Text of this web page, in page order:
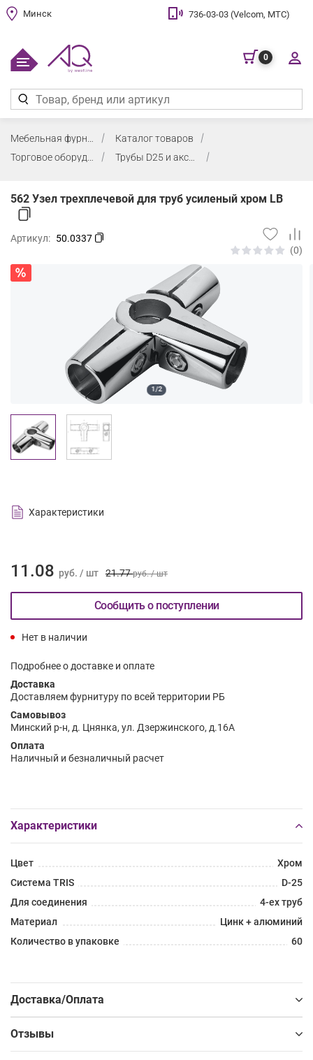
Минск 736-03-03 (Velcom, МТС)
0
Каталог товаров
Торговое оборудование
Трубы D25 и аксессуары
562 Узел трехплечевой для труб усиленый хром LB
Артикул: 50.0337
(0)
1/2
Характеристики
11.08 руб. / шт 21.77руб. / шт
Сообщить о поступлении
Нет в наличии
Подробнее о доставке и оплате
Доставка
Доставляем фурнитуру по всей территории РБ
Самовывоз
Минский р-н, д. Цнянка, ул. Дзержинского, д.16А
Оплата
Наличный и безналичный расчет
Характеристики
Цвет
Хром
Система TRIS
D-25
Для соединения
4-ех труб
Материал
Цинк + алюминий
Количество в упаковке
60
Доставка/Оплата
Отзывы